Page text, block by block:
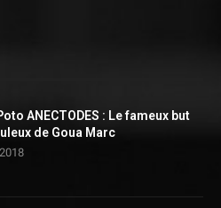
ANECTODES : Le fameux but
de Goua Marc